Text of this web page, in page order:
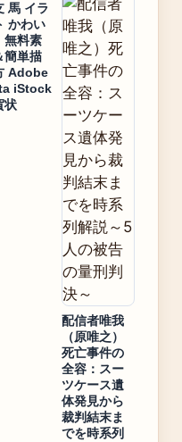
馬 イラ
かわい
無料素
簡単描
Adobe
iStock
状
配信者唯我
（原唯之）
死亡事件の
全容：スー
ツケース遺
体発見から
裁判結末ま
でを時系列